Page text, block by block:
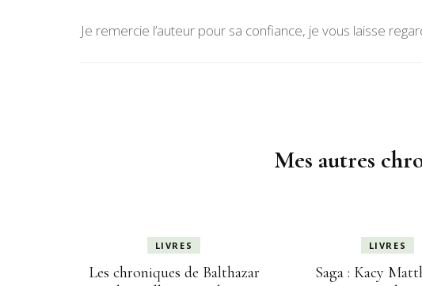
Je remercie l’auteur pour sa confiance, je vous laisse
Mes autres
LIVRES
Les chroniques de Balthazar
LIVRES
Saga : Kacy